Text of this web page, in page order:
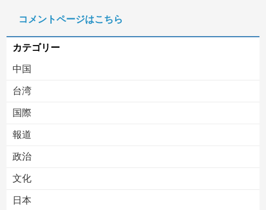
京都の寺がまた燃える「中国人に脅迫されていた」
コメントページはこちら
カテゴリー
中国
台湾
国際
報道
政治
文化
日本